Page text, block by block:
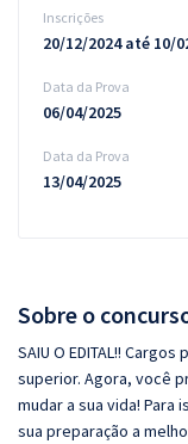
Sobre o
SAIU O EDITAL!!
superior. Agora, você
mudar a sua vida! Para
sua preparação a
Inscrições
20/12/2024 até 10/
Data da Prova
06/04/2025
Data da Prova
13/04/2025